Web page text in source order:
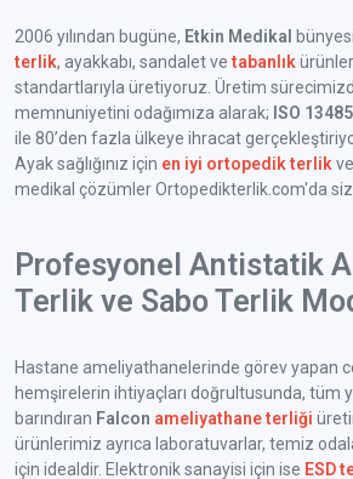
2006 yılından bugüne, Etkin Medikal
terlik, ayakkabı, sandalet vetabanlık
standartlarıyla üretiyoruz. Üretim
memnuniyetini odağımıza alarak; ISO
ile 80’den fazla ülkeye ihracat
Ayak sağlığınız için en iyi ortopedik terlikve
medikal çözümler Ortopedikterlik.com'da
Profesyonel Antistatik
Terlik ve Sabo Terlik
Hastane ameliyathanelerinde görev yapan
hemşirelerin ihtiyaçları doğrultusunda, tüm
barındıran Falcon ameliyathane terliği
ürünlerimiz ayrıca laboratuvarlar, temiz
için idealdir. Elektronik sanayisi için ise ESD